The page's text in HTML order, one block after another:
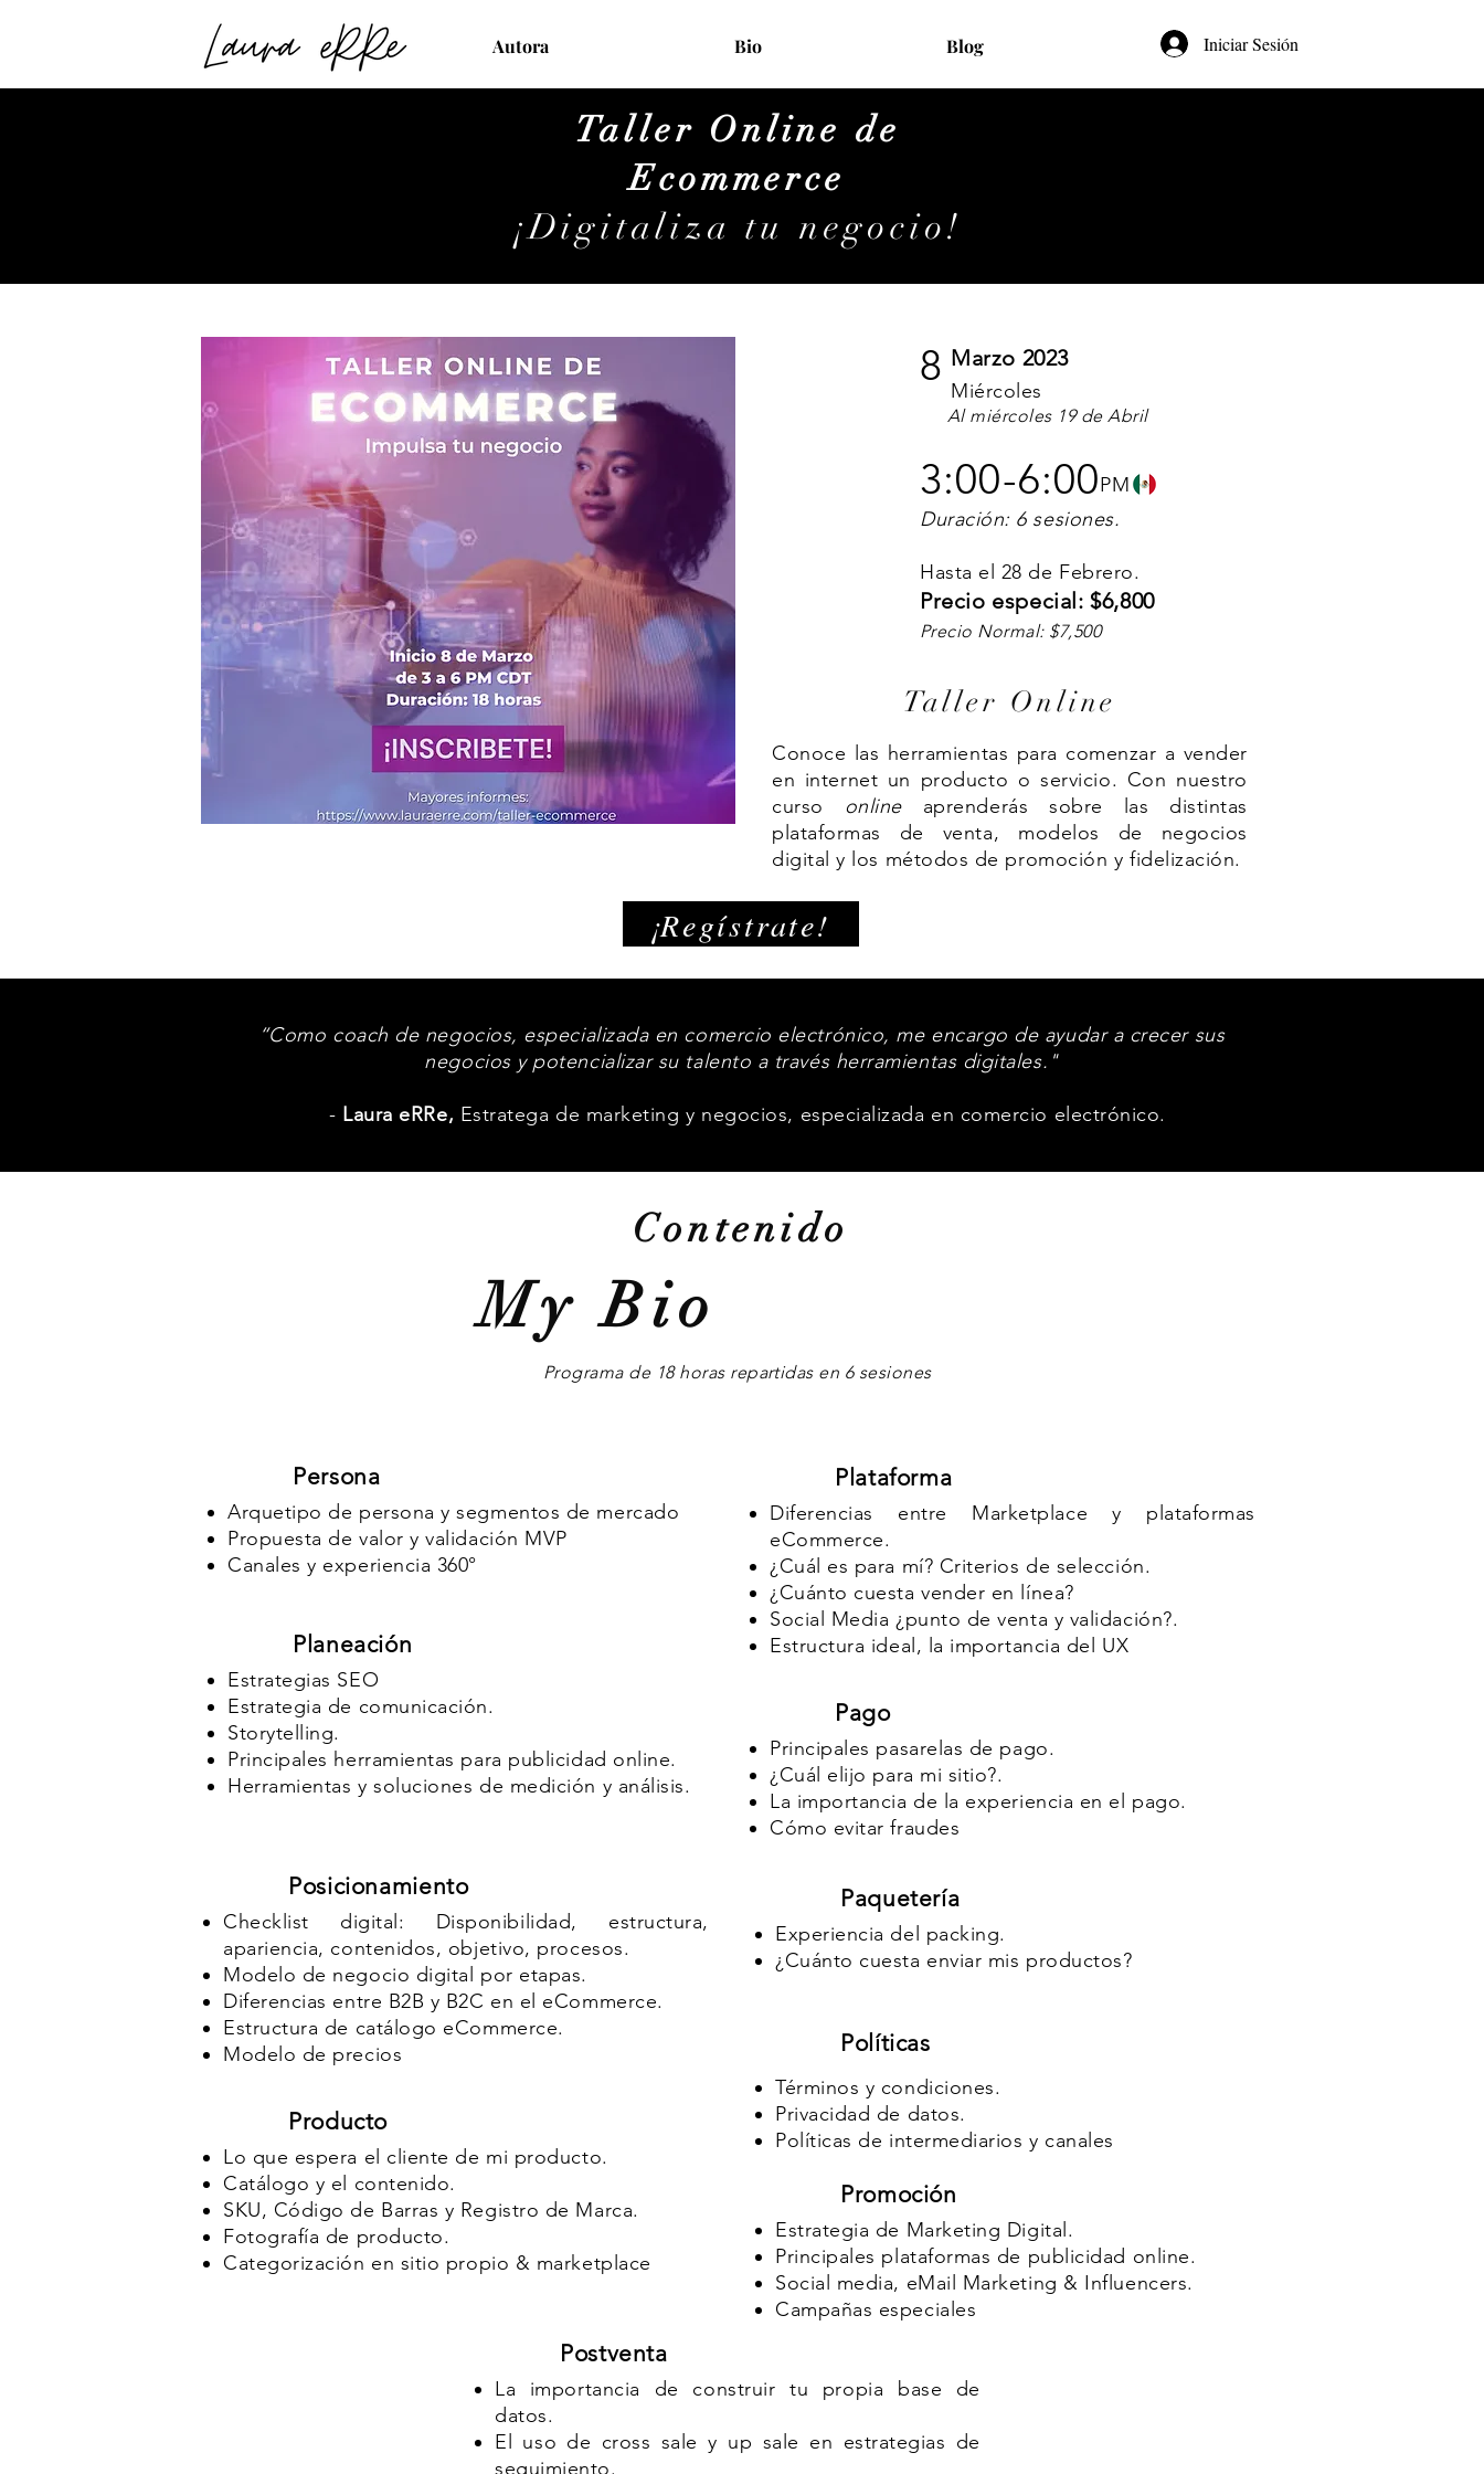
Autora Bio Blog Iniciar Sesión
Taller Online de
Ecommerce
¡Digitaliza tu negocio!
8 Marzo 2023
Miércoles
Al miércoles 19 de Abril
3:00-6:00PM
Duración: 6 sesiones.
Hasta el 28 de Febrero.
Precio especial: $6,800
Precio Normal: $7,500​​
Taller Online
Conoce las herramientas para comenzar a vender
en internet un producto o servicio. Con nuestro
curso
online aprenderás sobre las distintas
plataformas de venta, modelos de negocios
digital y los métodos de promoción y fidelización.
¡Regístrate!
“Como coach de negocios, especializada en comercio electrónico, me encargo de ayudar a crecer sus
negocios y potencializar su talento a través herramientas digitales."
- Laura eRRe, Estratega de marketing y negocios, especializada en comercio electrónico.
Contenido
My Bio
Programa de 18 horas repartidas en 6 sesiones
Persona
Arquetipo de persona y segmentos de mercado
Propuesta de valor y validación MVP
Canales y experiencia 360°
Planeación
​​Estrategias SEO
Estrategia de comunicación.
Storytelling.
Principales herramientas para publicidad online.
Herramientas y soluciones de medición y análisis.
Posicionamiento
​​Checklist digital: Disponibilidad, estructura,
apariencia, contenidos, objetivo, procesos.
Modelo de negocio digital por etapas.
Diferencias entre B2B y B2C en el eCommerce.
Estructura de catálogo eCommerce.
Modelo de precios
Producto
Lo que espera el cliente de mi producto.
Catálogo y el contenido.
SKU, Código de Barras y Registro de Marca.
Fotografía de producto.
Categorización en sitio propio & marketplace
Plataforma
Diferencias entre Marketplace y plataformas
eCommerce.
¿Cuál es para mí? Criterios de selección.
¿Cuánto cuesta vender en línea?
Social Media ¿punto de venta y validación?.
Estructura ideal, la importancia del UX
Pago
Principales pasarelas de pago.
¿Cuál elijo para mi sitio?.
La importancia de la experiencia en el pago.
Cómo evitar fraudes
Paquetería
Experiencia del packing.
¿Cuánto cuesta enviar mis productos?
Políticas
Términos y condiciones.
Privacidad de datos.
Políticas de intermediarios y canales
Promoción
Estrategia de Marketing Digital.
Principales plataformas de publicidad online.
Social media, eMail Marketing & Influencers.
Campañas especiales
Postventa
La importancia de construir tu propia base de
datos.
El uso de cross sale y up sale en estrategias de
seguimiento.